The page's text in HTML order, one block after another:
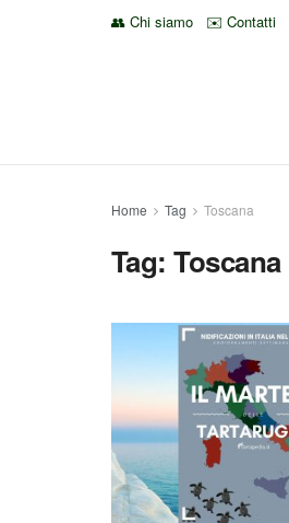
👥 Chi siamo ✉️ Contatti
Home Tag Toscana
Tag:Toscana